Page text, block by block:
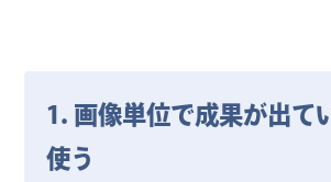
1. 画像単位で成果が出て
使う